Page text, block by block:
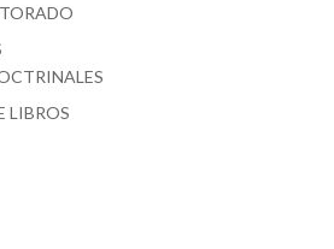
LIBROS